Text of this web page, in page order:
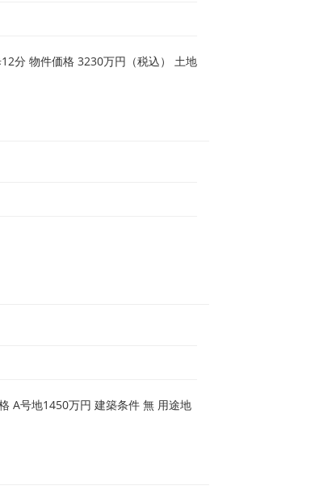
分 物件価格 3230万円（税込） 土地
A号地1450万円 建築条件 無 用途地